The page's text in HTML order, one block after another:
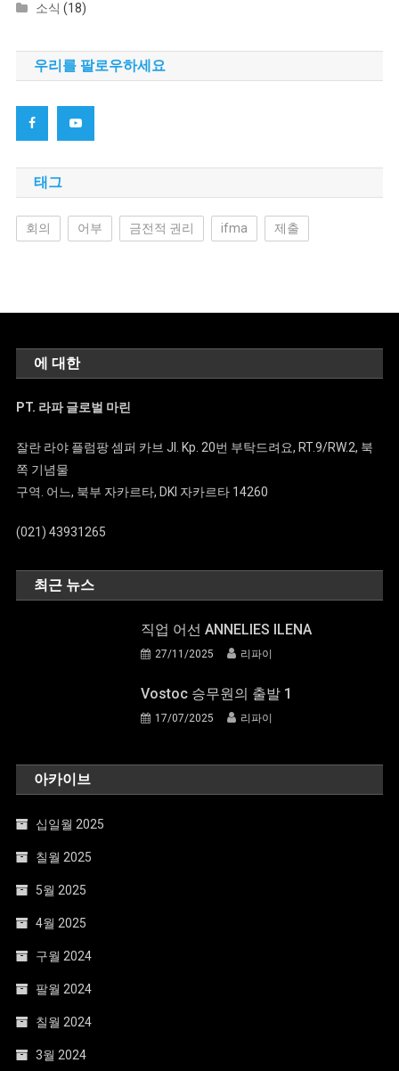
소식 (18)
우리를 팔로우하세요
태그
회의 어부 금전적 권리 ifma 제출
에 대한
PT. 라파 글로벌 마린
잘란 라야 플럼팡 셈퍼 카브 Jl. Kp. 20번 부탁드려요, RT.9/RW.2, 북
쪽 기념물
구역. 어느, 북부 자카르타, DKI 자카르타 14260
(021) 43931265
최근 뉴스
직업 어선 ANNELIES ILENA
27/11/2025 리파이
Vostoc 승무원의 출발 1
17/07/2025 리파이
아카이브
십일월 2025
칠월 2025
5월 2025
4월 2025
구월 2024
팔월 2024
칠월 2024
3월 2024